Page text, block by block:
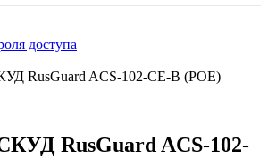
доступа
RusGuard ACS-102-CE-B (POE)
RusGuard ACS-102-